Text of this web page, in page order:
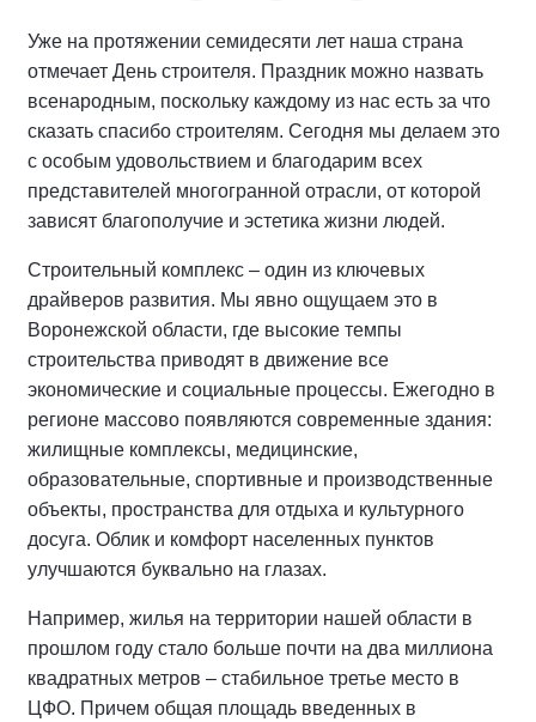
Уже на протяжении семидесяти лет наша страна
отмечает День строителя. Праздник можно назвать
всенародным, поскольку каждому из нас есть за что
сказать спасибо строителям. Сегодня мы делаем это
с особым удовольствием и благодарим всех
представителей многогранной отрасли, от которой
зависят благополучие и эстетика жизни людей.
Строительный комплекс – один из ключевых
драйверов развития. Мы явно ощущаем это в
Воронежской области, где высокие темпы
строительства приводят в движение все
экономические и социальные процессы. Ежегодно в
регионе массово появляются современные здания:
жилищные комплексы, медицинские,
образовательные, спортивные и производственные
объекты, пространства для отдыха и культурного
досуга. Облик и комфорт населенных пунктов
улучшаются буквально на глазах.
Например, жилья на территории нашей области в
прошлом году стало больше почти на два миллиона
квадратных метров – стабильное третье место в
ЦФО. Причем общая площадь введенных в